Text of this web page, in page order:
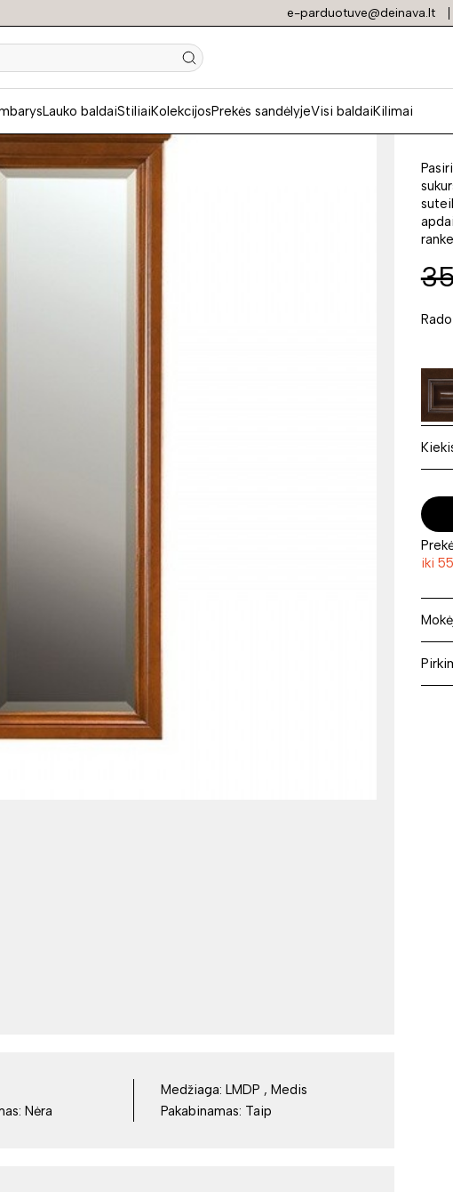
e-parduotuve@deinava.lt
Lauko baldaiStiliaiKolekcijosPrekės sandėlyjeVisi baldaiKilimai
LP
iki
Nėra
Medžiaga:
LMDP , Medis
Pakabinamas: Taip